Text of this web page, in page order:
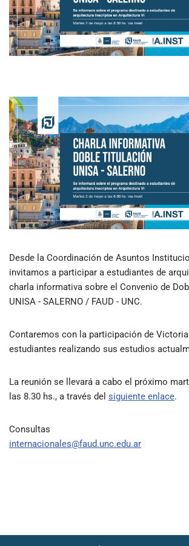
Desde la Coordinación de Asuntos
invitamos a participar a estudiantes de
charla informativa sobre el Convenio de
UNISA - SALERNO / FAUD - UNC.
Contaremos con la participación de
estudiantes realizando sus estudios
La reunión se llevará a cabo el próximo
las 8.30 hs., a través del siguiente enlace.
Consultas
internacionales@faud.unc.edu.ar